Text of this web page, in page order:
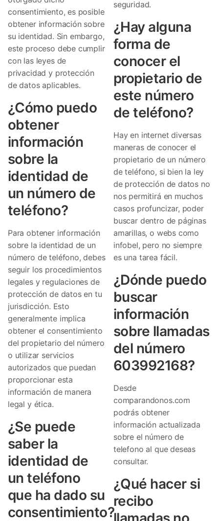
consentimiento, es posible
obtener información sobre
su identidad. Sin embargo,
este proceso debe cumplir
con las leyes de
privacidad y protección
de datos aplicables.
¿Cómo puedo
obtener
información
sobre la
identidad de
un número de
teléfono?
Para obtener información
sobre la identidad de un
número de teléfono, debes
seguir los procedimientos
legales y regulaciones de
protección de datos en tu
jurisdicción. Esto
generalmente implica
obtener el consentimiento
del propietario del número
o utilizar servicios
autorizados que puedan
proporcionar esta
información de manera
legal y ética.
¿Se puede
saber la
identidad de
un teléfono
que ha dado su
consentimiento?
seguridad.
¿Hay alguna
forma de
conocer el
propietario de
este número
de teléfono?
Hay en internet diversas
maneras de conocer el
propietario de un número
de teléfono, si bien la ley
de protección de datos no
nos permitirá en muchos
casos profuncizar, poder
buscar dentro de páginas
amarillas, o webs como
infobel, pero no siempre
es una tarea fácil.
¿Dónde puedo
buscar
información
sobre llamadas
del número
603992168?
Desde
comparandonos.com
podrás obtener
información actualizada
sobre el número de
telefono al que deseas
consultar.
¿Qué hacer si
recibo